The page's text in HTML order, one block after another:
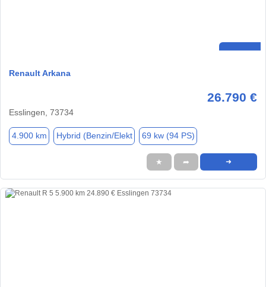
Renault Arkana
26.790 €
Esslingen, 73734
4.900 km Hybrid (Benzin/Elekt 69 kw (94 PS)
★ ➦ ➜